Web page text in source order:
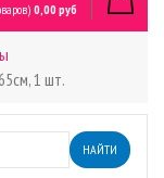
0,00 руб
1 шт.
НАЙТИ